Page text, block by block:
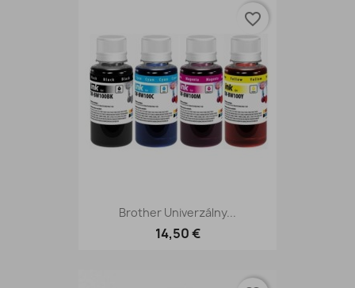
Brother Univerzálny...
14,50 €
favorite_border